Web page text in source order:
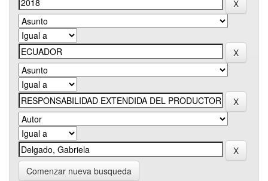
Comenzar nueva busqueda